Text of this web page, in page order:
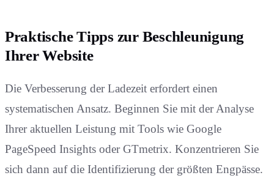
Praktische Tipps zur Beschleunigung
Ihrer Website
Die Verbesserung der Ladezeit erfordert einen
systematischen Ansatz. Beginnen Sie mit der Analyse
Ihrer aktuellen Leistung mit Tools wie Google
PageSpeed Insights oder GTmetrix. Konzentrieren Sie
sich dann auf die Identifizierung der größten Engpässe.